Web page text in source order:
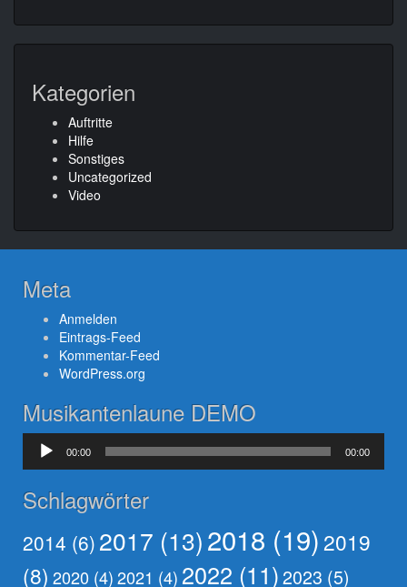
Kategorien
Auftritte
Hilfe
Sonstiges
Uncategorized
Video
Meta
Anmelden
Eintrags-Feed
Kommentar-Feed
WordPress.org
Musikantenlaune DEMO
Audio-
Player
00:00 00:00
Schlagwörter
2014 (6) 2017 (13)2018 (19) 2019
(8) 2020 (4)2021 (4) 2022 (11)2023 (5)